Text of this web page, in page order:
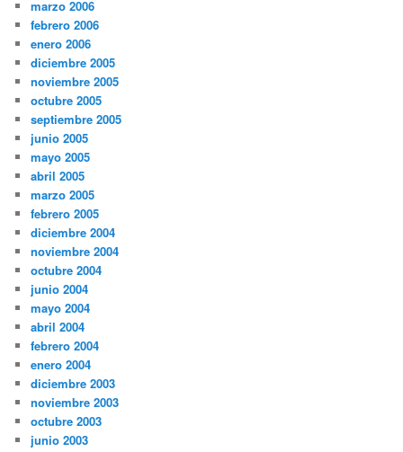
marzo 2006
febrero 2006
enero 2006
diciembre 2005
noviembre 2005
octubre 2005
septiembre 2005
junio 2005
mayo 2005
abril 2005
marzo 2005
febrero 2005
diciembre 2004
noviembre 2004
octubre 2004
junio 2004
mayo 2004
abril 2004
febrero 2004
enero 2004
diciembre 2003
noviembre 2003
octubre 2003
junio 2003